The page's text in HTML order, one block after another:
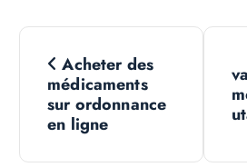
N
Acheter des
médicaments
sur ordonnance
en ligne